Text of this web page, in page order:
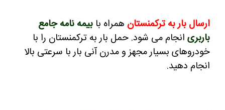
ارسال بار به ترکمنستان همراه با بیمه نامه جامع
باربری انجام می شود. حمل بار به ترکمنستان را با
خودروهای بسیار مجهز و مدرن آنی بار با سرعتی بالا
انجام دهید.